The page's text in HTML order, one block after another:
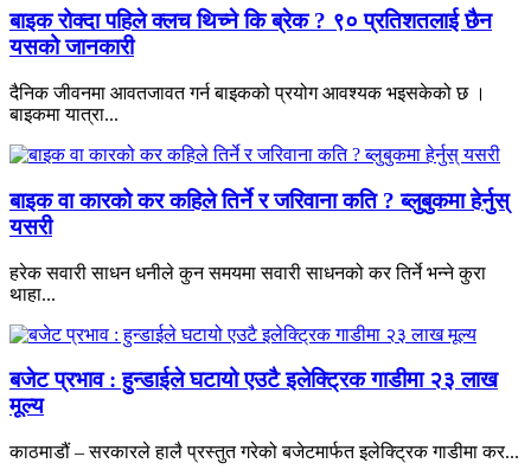
बाइक रोक्दा पहिले क्लच थिच्ने कि ब्रेक ? ९० प्रतिशतलाई छैन
यसको जानकारी
दैनिक जीवनमा आवतजावत गर्न बाइकको प्रयोग आवश्यक भइसकेको छ ।
बाइकमा यात्रा...
बाइक वा कारको कर कहिले तिर्ने र जरिवाना कति ? ब्लुबुकमा हेर्नुस्
यसरी
हरेक सवारी साधन धनीले कुन समयमा सवारी साधनको कर तिर्ने भन्ने कुरा
थाहा...
बजेट प्रभाव : हुन्डाईले घटायो एउटै इलेक्ट्रिक गाडीमा २३ लाख
मूल्य
काठमाडौं – सरकारले हालै प्रस्तुत गरेको बजेटमार्फत इलेक्ट्रिक गाडीमा कर...